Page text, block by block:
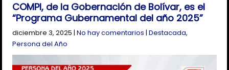
COMPI, de la Gobernación de Bolívar, es el
“Programa Gubernamental del año 2025”
diciembre 3, 2025 |No hay comentarios |Destacada,
Persona del Año